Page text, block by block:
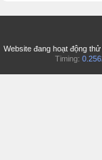
Website đang hoạt động
Timing: